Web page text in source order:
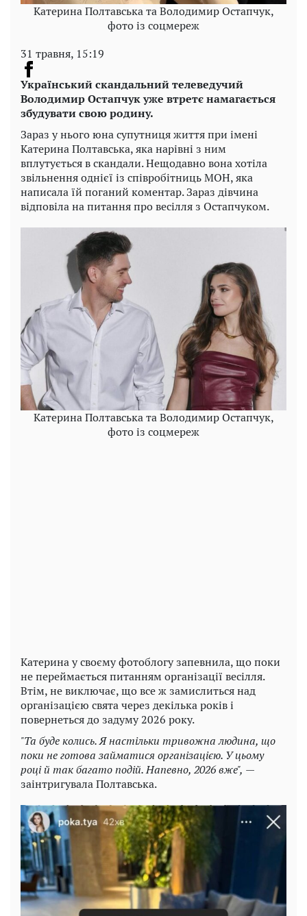
Катерина Полтавська та Володимир Остапчук,
фото із соцмереж
31 травня, 15:19
Український скандальний телеведучий
Володимир Остапчук уже втретє намагається
збудувати свою родину.
Зараз у нього юна супутниця життя при імені
Катерина Полтавська, яка нарівні з ним
вплутується в скандали. Нещодавно вона хотіла
звільнення однієї із співробітниць МОН, яка
написала їй поганий коментар. Зараз дівчина
відповіла на питання про весілля з Остапчуком.
Катерина Полтавська та Володимир Остапчук,
фото із соцмереж
Катерина у своєму фотоблогу запевнила, що поки
не переймається питанням організації весілля.
Втім, не виключає, що все ж замислиться над
організацією свята через декілька років і
повернеться до задуму 2026 року.
"Та буде колись. Я настільки тривожна людина, що
поки не готова займатися організацією. У цьому
році й так багато подій. Напевно, 2026 вже", —
заінтригувала Полтавська.